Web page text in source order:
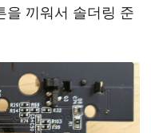
을 끼워서 솔더링 준